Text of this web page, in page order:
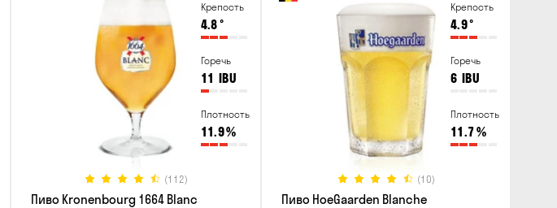
Крепость
4.8°
Горечь
11 IBU
Плотность
11.9%
(112)
Пиво Kronenbourg 1664 Blanc
Крепость
4.9°
Горечь
6 IBU
Плотность
11.7%
(10)
Пиво HoeGaarden Blanche